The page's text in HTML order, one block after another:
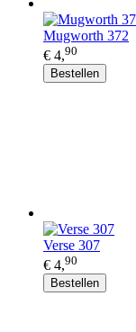
Mugworth 372
€ 4,90
Bestellen
Verse 307
€ 4,90
Bestellen